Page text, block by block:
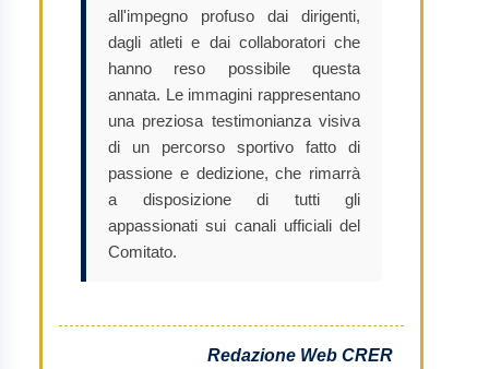
all'impegno profuso dai dirigenti,
dagli atleti e dai collaboratori che
hanno reso possibile questa
annata. Le immagini rappresentano
una preziosa testimonianza visiva
di un percorso sportivo fatto di
passione e dedizione, che rimarrà
a disposizione di tutti gli
appassionati sui canali ufficiali del
Comitato.
Redazione Web CRER